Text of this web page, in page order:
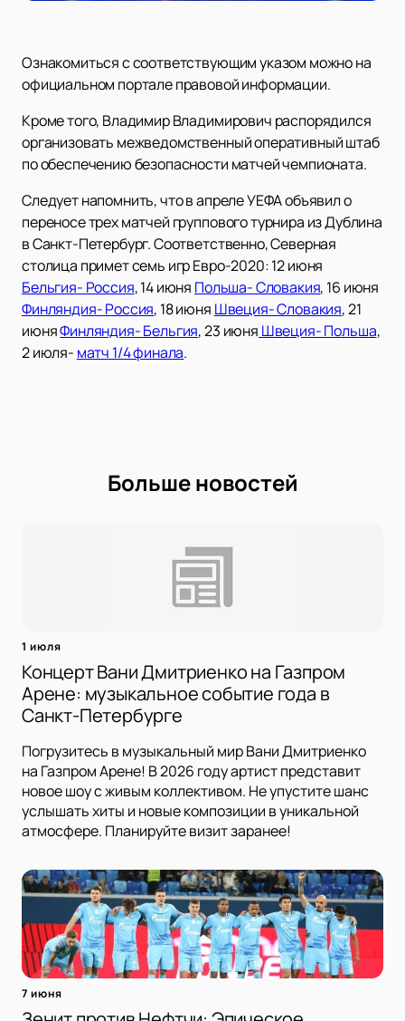
Ознакомиться с соответствующим указом можно на
официальном портале правовой информации.
Кроме того, Владимир Владимирович распорядился
организовать межведомственный оперативный штаб
по обеспечению безопасности матчей чемпионата.
Следует напомнить, что в апреле УЕФА объявил о
переносе трех матчей группового турнира из Дублина
в Санкт-Петербург. Соответственно, Северная
столица примет семь игр Евро-2020: 12 июня
Бельгия- Россия, 14 июня Польша- Словакия, 16 июня
Финляндия- Россия, 18 июня Швеция- Словакия, 21
июняФинляндия- Бельгия, 23 июня Швеция- Польша,
2 июля- матч 1/4 финала.
Больше новостей
1 июля
Концерт Вани Дмитриенко на Газпром
Арене: музыкальное событие года в
Санкт-Петербурге
Погрузитесь в музыкальный мир Вани Дмитриенко
на Газпром Арене! В 2026 году артист представит
новое шоу с живым коллективом. Не упустите шанс
услышать хиты и новые композиции в уникальной
атмосфере. Планируйте визит заранее!
7 июня